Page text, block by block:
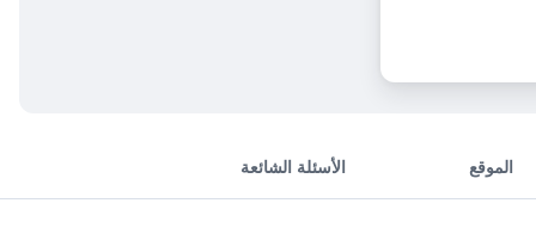
الموقع الأسئلة الشائعة